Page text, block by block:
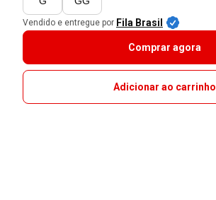
Vendido e entregue por Fila Brasil
Comprar agora
Adicionar ao carrinho